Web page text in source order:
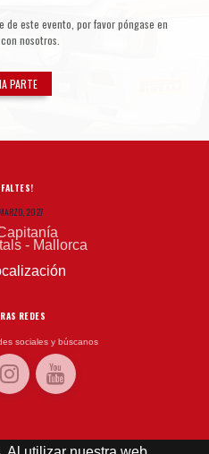
este evento, por favor póngase en
nosotros.
PARTE
FALTES!
2027
- Mallorca
REDES
sociales y búscanos